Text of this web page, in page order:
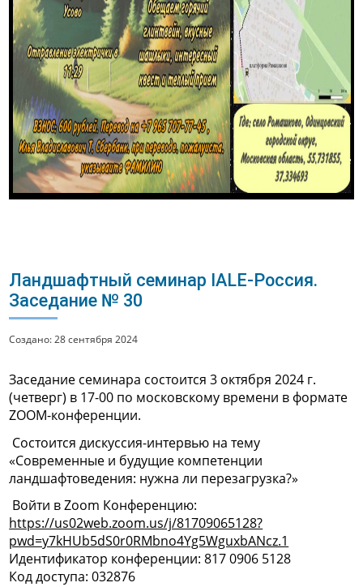
Ландшафтный семинар IALE-Россия.
Заседание № 30
Создано: 28 сентября 2024
Заседание семинара состоится 3 октября 2024 г.
(четверг) в 17-00 по московскому времени в формате
ZOOM-конференции.
Состоится дискуссия-интервью на тему
«Современные и будущие компетенции
ландшафтоведения: нужна ли перезагрузка?»
Войти в Zoom Конференцию:
https://us02web.zoom.us/j/81709065128?
pwd=y7kHUb5dS0r0RMbno4Yg5WguxbANcz.1
Идентификатор конференции: 817 0906 5128
Код доступа: 032876